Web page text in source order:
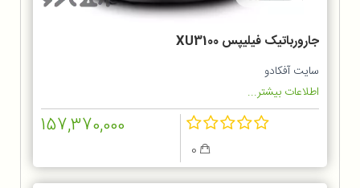
جارورباتیک فیلیپس XU3100
سایت آفکادو
اطلاعات بیشتر...
157,370,000